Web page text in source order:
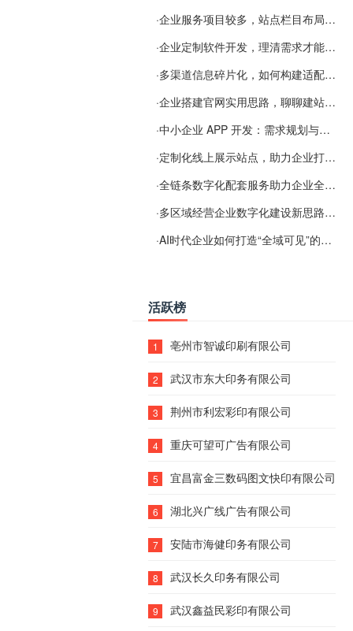
·企业服务项目较多，站点栏目布局规划参考思路
·企业定制软件开发，理清需求才能提升数字化落地效率
·多渠道信息碎片化，如何构建适配 AI 检索的品牌信息源
·企业搭建官网实用思路，聊聊建站容易忽视的问题
·中小企业 APP 开发：需求规划与项目落地避坑经验分享
·定制化线上展示站点，助力企业打通线上经营渠道
·全链条数字化配套服务助力企业全域线上经营
·多区域经营企业数字化建设新思路：多端载体与地域检索一体化落地思路分享
·AI时代企业如何打造“全域可见”的数字资产？梓彤超越给出新解法
活跃榜
1 亳州市智诚印刷有限公司
2 武汉市东大印务有限公司
3 荆州市利宏彩印有限公司
4 重庆可望可广告有限公司
5 宜昌富金三数码图文快印有限公司
6 湖北兴广线广告有限公司
7 安陆市海健印务有限公司
8 武汉长久印务有限公司
9 武汉鑫益民彩印有限公司